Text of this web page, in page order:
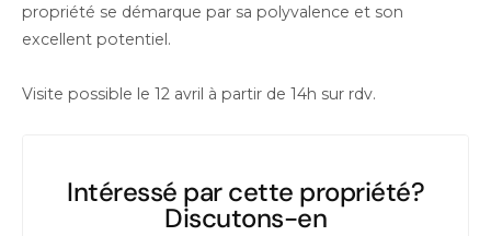
propriété se démarque par sa polyvalence et son
excellent potentiel.
Visite possible le 12 avril à partir de 14h sur rdv.
Intéressé par cette propriété?
Discutons-en